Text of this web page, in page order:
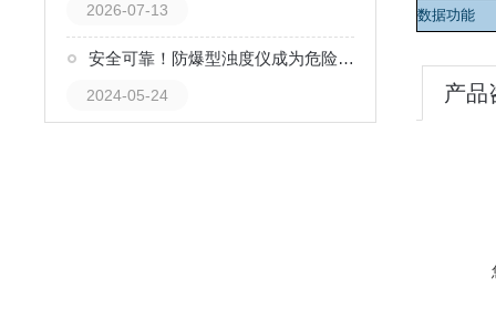
2026-07-13
安全可靠！防爆型浊度仪成为危险环境下的设备
2024-05-24
数据功能
产品